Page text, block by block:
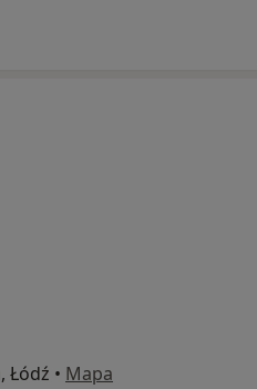
Łódź • Mapa